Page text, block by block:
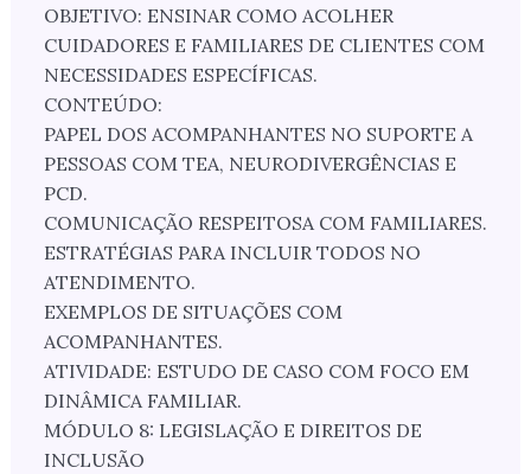
OBJETIVO: ENSINAR COMO ACOLHER
CUIDADORES E FAMILIARES DE CLIENTES COM
NECESSIDADES ESPECÍFICAS.
CONTEÚDO:
PAPEL DOS ACOMPANHANTES NO SUPORTE A
PESSOAS COM TEA, NEURODIVERGÊNCIAS E
PCD.
COMUNICAÇÃO RESPEITOSA COM FAMILIARES.
ESTRATÉGIAS PARA INCLUIR TODOS NO
ATENDIMENTO.
EXEMPLOS DE SITUAÇÕES COM
ACOMPANHANTES.
ATIVIDADE: ESTUDO DE CASO COM FOCO EM
DINÂMICA FAMILIAR.
MÓDULO 8: LEGISLAÇÃO E DIREITOS DE
INCLUSÃO